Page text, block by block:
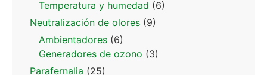
Temperatura y humedad (6)
Neutralización de olores (9)
Ambientadores (6)
Generadores de ozono (3)
Parafernalia (25)